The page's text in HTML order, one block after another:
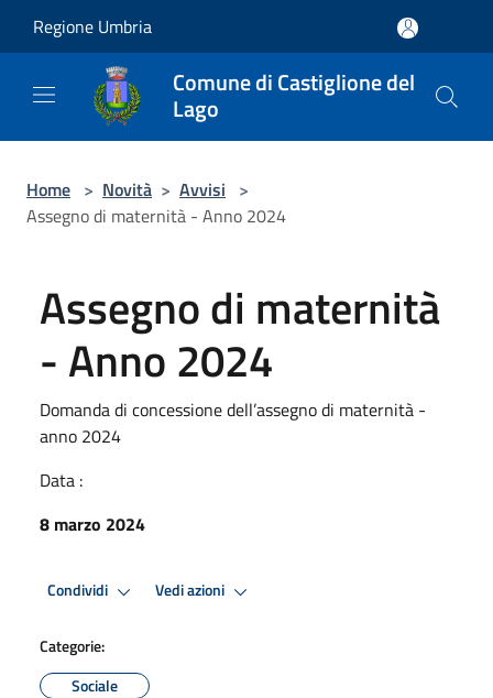
Regione Umbria
Comune di Castiglione del
Lago
Home > Novità > Avvisi >
Assegno di maternità - Anno 2024
Assegno di maternità
- Anno 2024
Domanda di concessione dell’assegno di maternità -
anno 2024
Data :
8 marzo 2024
Condividi Vedi azioni
Categorie:
Sociale